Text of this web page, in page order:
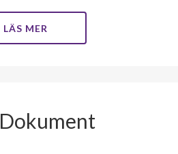
LÄS MER
Dokument